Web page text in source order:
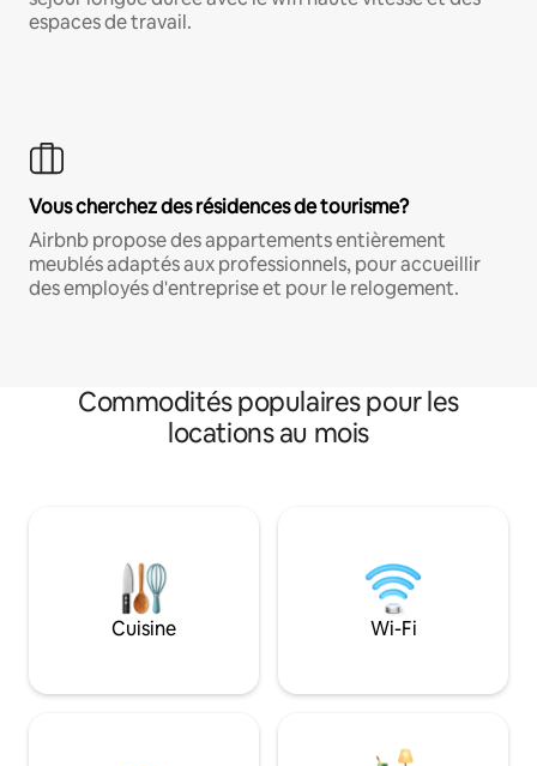
espaces de travail.
Vous cherchez des résidences de tourisme?
Airbnb propose des appartements entièrement
meublés adaptés aux professionnels, pour accueillir
des employés d'entreprise et pour le relogement.
Commodités populaires pour les
locations au mois
Cuisine Wi-Fi